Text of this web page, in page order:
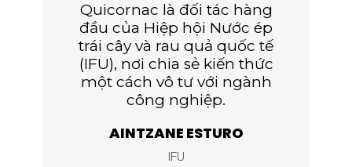
Quicornac là đối tác hàng
đầu của Hiệp hội Nước ép
trái cây và rau quả quốc tế
(IFU), nơi chia sẻ kiến ​​thức
một cách vô tư với ngành
công nghiệp.
AINTZANE ESTURO
IFU